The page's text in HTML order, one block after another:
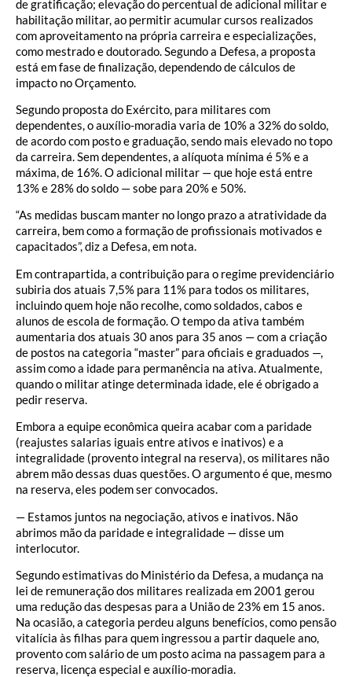
de gratificação; elevação do percentual de adicional militar e
habilitação militar, ao permitir acumular cursos realizados
com aproveitamento na própria carreira e especializações,
como mestrado e doutorado. Segundo a Defesa, a proposta
está em fase de finalização, dependendo de cálculos de
impacto no Orçamento.
Segundo proposta do Exército, para militares com
dependentes, o auxílio-moradia varia de 10% a 32% do soldo,
de acordo com posto e graduação, sendo mais elevado no topo
da carreira. Sem dependentes, a alíquota mínima é 5% e a
máxima, de 16%. O adicional militar — que hoje está entre
13% e 28% do soldo — sobe para 20% e 50%.
“As medidas buscam manter no longo prazo a atratividade da
carreira, bem como a formação de profissionais motivados e
capacitados”, diz a Defesa, em nota.
Em contrapartida, a contribuição para o regime previdenciário
subiria dos atuais 7,5% para 11% para todos os militares,
incluindo quem hoje não recolhe, como soldados, cabos e
alunos de escola de formação. O tempo da ativa também
aumentaria dos atuais 30 anos para 35 anos — com a criação
de postos na categoria “master” para oficiais e graduados —,
assim como a idade para permanência na ativa. Atualmente,
quando o militar atinge determinada idade, ele é obrigado a
pedir reserva.
Embora a equipe econômica queira acabar com a paridade
(reajustes salarias iguais entre ativos e inativos) e a
integralidade (provento integral na reserva), os militares não
abrem mão dessas duas questões. O argumento é que, mesmo
na reserva, eles podem ser convocados.
— Estamos juntos na negociação, ativos e inativos. Não
abrimos mão da paridade e integralidade — disse um
interlocutor.
Segundo estimativas do Ministério da Defesa, a mudança na
lei de remuneração dos militares realizada em 2001 gerou
uma redução das despesas para a União de 23% em 15 anos.
Na ocasião, a categoria perdeu alguns benefícios, como pensão
vitalícia às filhas para quem ingressou a partir daquele ano,
provento com salário de um posto acima na passagem para a
reserva, licença especial e auxílio-moradia.